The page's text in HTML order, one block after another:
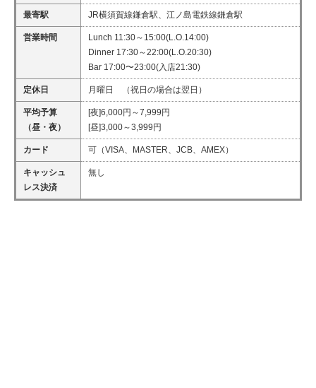
最寄駅 JR横須賀線鎌倉駅、江ノ島電鉄線鎌倉駅
営業時間
Lunch 11:30～15:00(L.O.14:00)
Dinner 17:30～22:00(L.O.20:30)
Bar 17:00〜23:00(入店21:30)
定休日 月曜日 （祝日の場合は翌日）
平均予算
（昼・夜）
[夜]6,000円～7,999円
[昼]3,000～3,999円
カード 可（VISA、MASTER、JCB、AMEX）
キャッシュ
レス決済
無し